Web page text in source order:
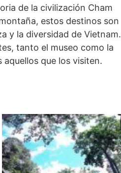
de la civilización Cham
estos destinos son
y la diversidad de Vietnam.
tanto el museo como la
que los visiten.